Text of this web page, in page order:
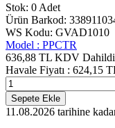
Stok: 0 Adet
Ürün Barkod:
WS Kodu: GVAD1010
Model : PPCTR
636,88 TL KDV
Havale Fiyatı : 624,15
Sepete Ekle
11.08.2026 tarihine